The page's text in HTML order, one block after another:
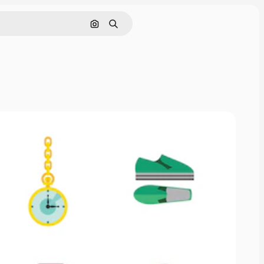
通過圖像搜索
搜尋